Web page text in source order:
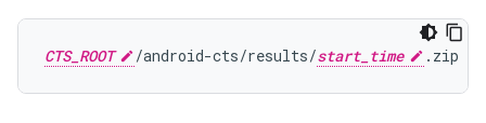
CTS_ROOT /android-cts/results/start_time